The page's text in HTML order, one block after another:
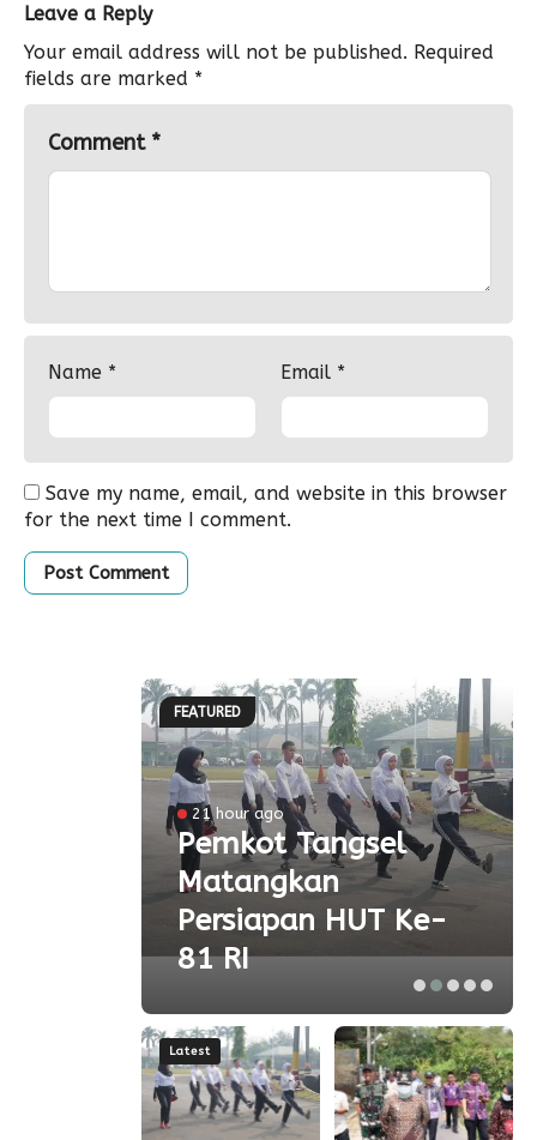
Leave a Reply
Your email address will not be published. Required
fields are marked *
Comment *
Name * Email *
Save my name, email, and website in this browser
for the next time I comment.
FEATURED
21 hour ago
Pemkot Tangsel
Matangkan
Persiapan HUT Ke-
81 RI
Latest